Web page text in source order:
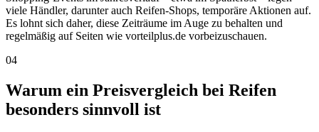
viele Händler, darunter auch Reifen-Shops, temporäre Aktionen auf.
Es lohnt sich daher, diese Zeiträume im Auge zu behalten und
regelmäßig auf Seiten wie vorteilplus.de vorbeizuschauen.
04
Warum ein Preisvergleich bei Reifen
besonders sinnvoll ist